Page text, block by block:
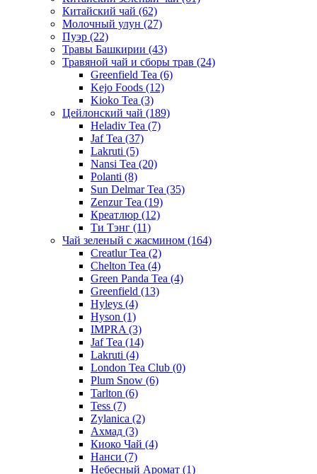
Китайский чай (62)
Молочный улун (27)
Пуэр (22)
Травы Башкирии (43)
Травяной чай и сборы трав (24)
Greenfield Tea (6)
Kejo Foods (12)
Kioko Tea (3)
Цейлонский чай (189)
Heladiv Tea (7)
Jaf Tea (37)
Lakruti (5)
Nansi Tea (20)
Polanti (8)
Sun Delmar Tea (35)
Zenzur Tea (19)
Креатлюр (12)
Ти Тэнг (11)
Чай зеленый с жасмином (164)
Creatlur Tea (2)
Chelton Tea (4)
Green Panda Tea (4)
Greenfield (13)
Hyleys (4)
Hyson (1)
IMPRA (3)
Jaf Tea (14)
Lakruti (4)
London Tea Club (0)
Plum Snow (6)
Tarlton (6)
Tess (7)
Zylanica (2)
Ахмад (3)
Киоко Чай (4)
Нанси (7)
Небесный Аромат (1)